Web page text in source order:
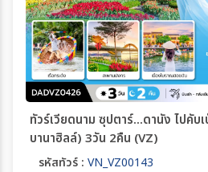
ทัวร์เวียดนาม ซุปตาร์...ดานัง ไปคับ
บานาฮิลล์) 3วัน 2คืน (VZ)
รหัสทัวร์ : VN_VZ00143